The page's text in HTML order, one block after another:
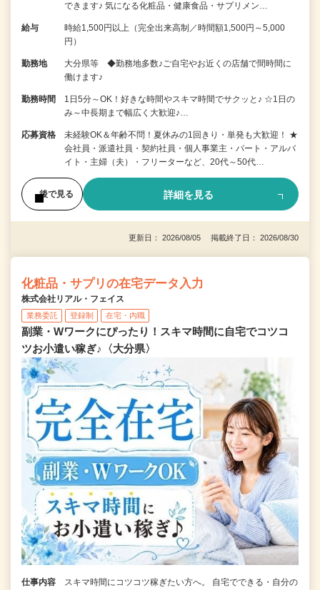
できます♪ 気になる化粧品・健康食品・サプリメン…
給与
時給1,500円以上（完全出来高制／時間額1,500円～5,000
円）
勤務地
大分県等 ◆勤務地多数♪ご自宅やお近くの店舗で間時間に
働けます♪
勤務時間
1日5分～OK！好きな時間やスキマ時間でサクッと♪ ☆1日の
み～中長期まで幅広く大歓迎♪…
応募資格
未経験OK＆年齢不問！夏休みの1回きり・単発も大歓迎！ ★
会社員・派遣社員・契約社員・個人事業主・パート・アルバ
イト・主婦（夫）・フリーターなど、20代～50代…
後で見る 詳細を見る
更新日： 2026/08/05 掲載終了日： 2026/08/30
化粧品・サプリの在宅データ入力
株式会社リアル・フェイス
業務委託 登録制 在宅・内職
副業・Wワークにぴったり！スキマ時間に自宅でコツコ
ツお小遣い稼ぎ♪〈大分県〉
仕事内容
スキマ時間にコツコツ稼ぎたい方へ。 自宅でできる・自分の